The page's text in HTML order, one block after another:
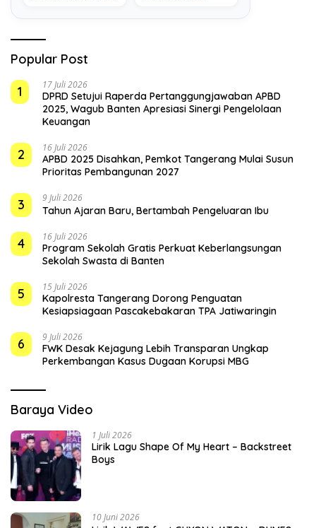
Popular Post
1
17 Juli 2026
DPRD Setujui Raperda Pertanggungjawaban APBD
2025, Wagub Banten Apresiasi Sinergi Pengelolaan
Keuangan
2 16 Juli 2026
APBD 2025 Disahkan, Pemkot Tangerang Mulai Susun
Prioritas Pembangunan 2027
3 9 Juli 2026
Tahun Ajaran Baru, Bertambah Pengeluaran Ibu
4 16 Juli 2026
Program Sekolah Gratis Perkuat Keberlangsungan
Sekolah Swasta di Banten
5 15 Juli 2026
Kapolresta Tangerang Dorong Penguatan
Kesiapsiagaan Pascakebakaran TPA Jatiwaringin
6 9 Juli 2026
FWK Desak Kejagung Lebih Transparan Ungkap
Perkembangan Kasus Dugaan Korupsi MBG
Baraya Video
1 Juli 2026
Lirik Lagu Shape Of My Heart – Backstreet
Boys
10 Juni 2026